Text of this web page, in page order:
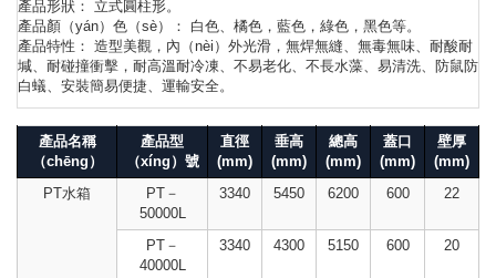
產品形狀： 立式圓柱形。
產品顏（yán）色（sè）： 白色、橘色，藍色，綠色，黑色等。
產品特性： 造型美觀，內（nèi）外光滑，無焊無縫、無毒無味、耐酸耐
堿、耐碰撞衝擊，耐高溫耐冷凍、不易老化、不長水藻、易清洗、防鼠防
白蟻、安裝簡易便捷、運輸安全。
產品名稱
（chēng）
產品型
（xíng）號
直徑
(mm)
垂高
(mm)
總高
(mm)
蓋口
(mm)
壁厚
(mm)
PT水箱
PT－
50000L
3340 5450 6200 600 22
PT－
40000L
3340 4300 5150 600 20